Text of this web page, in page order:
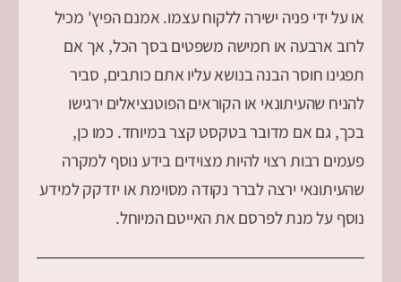
או על ידי פניה ישירה ללקוח עצמו. אמנם הפיץ' מכיל
לרוב ארבעה או חמישה משפטים בסך הכל, אך אם
תפגינו חוסר הבנה בנושא עליו אתם כותבים, סביר
להניח שהעיתונאי או הקוראים הפוטנציאלים ירגישו
בכך, גם אם מדובר בטקסט קצר במיוחד. כמו כן,
פעמים רבות רצוי להיות מצוידים בידע נוסף למקרה
שהעיתונאי ירצה לברר נקודה מסוימת או יזדקק למידע
נוסף על מנת לפרסם את האייטם המיוחל.